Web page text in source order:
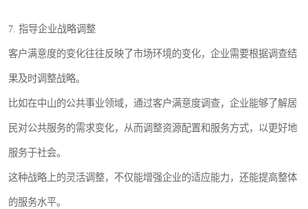
7. 指导企业战略调整
客户满意度的变化往往反映了市场环境的变化，企业需要根据调查结
果及时调整战略。
比如在中山的公共事业领域，通过客户满意度调查，企业能够了解居
民对公共服务的需求变化，从而调整资源配置和服务方式，以更好地
服务于社会。
这种战略上的灵活调整，不仅能增强企业的适应能力，还能提高整体
的服务水平。